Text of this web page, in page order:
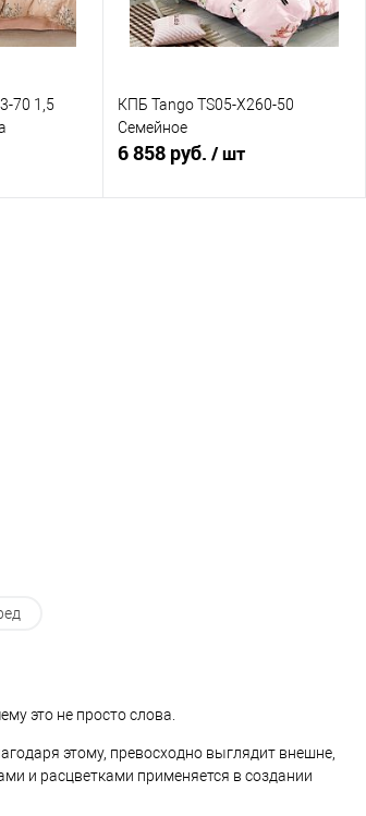
70 1,5
КПБ Tango TS05-X260-50
Семейное
6 858 руб. / шт
это не просто слова.
этому, превосходно выглядит внешне,
и расцветками применяется в создании